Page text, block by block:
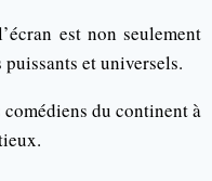
est non seulement
et universels.
du continent à